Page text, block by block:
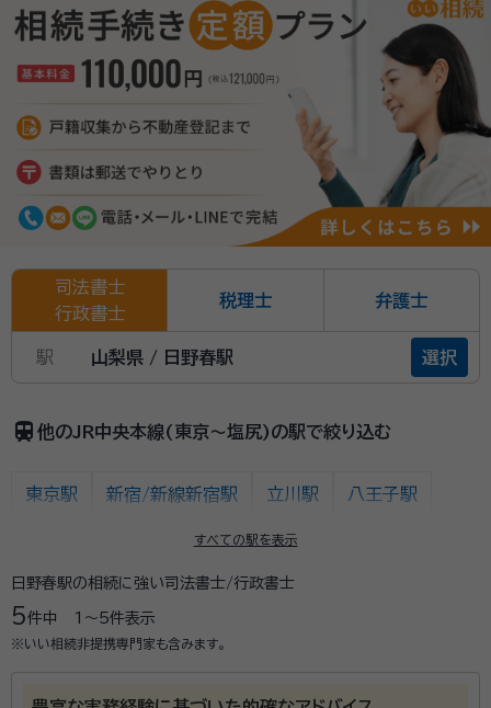
司法書士
行政書士
税理士 弁護士
駅 山梨県 / 日野春駅 選択
train 他のJR中央本線(東京～塩尻)の駅で絞り込む
すべての駅を表示
東京駅 新宿/新線新宿駅 立川駅 八王子駅
三鷹駅
豊田駅 西八王子駅 高尾駅
日野春駅の相続に強い司法書士/行政書士
5件中 1〜5件表示
※いい相続非提携専門家も含みます。